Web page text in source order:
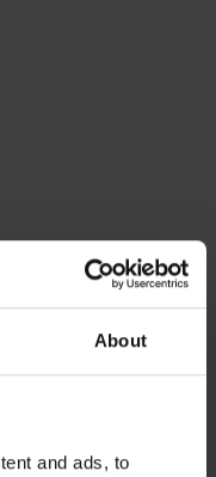
About
and ads, to